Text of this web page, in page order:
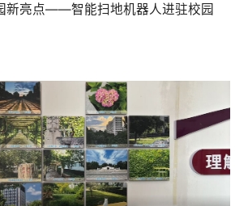
新亮点——智能扫地机器人进驻校园